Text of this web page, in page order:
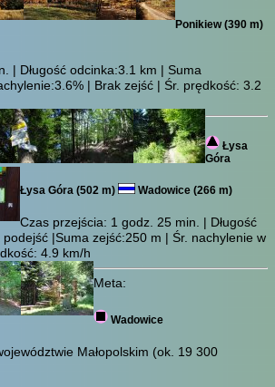
Ponikiew (390 m)
| Długość odcinka:3.1 km | Suma
| Brak zejść | Śr. prędkość: 3.2
Łysa
Góra
Łysa Góra (502 m) Wadowice (266 m)
Czas przejścia: 1 godz. 25 min.
| Długość
|Suma zejść:250 m | Śr. nachylenie w
4.9 km/h
Meta:
Wadowice
Małopolskim (ok. 19 300